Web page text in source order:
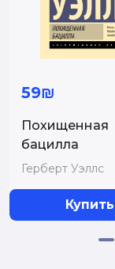
59₪
Похищенная
бацилла
Герберт Уэллс
Купить